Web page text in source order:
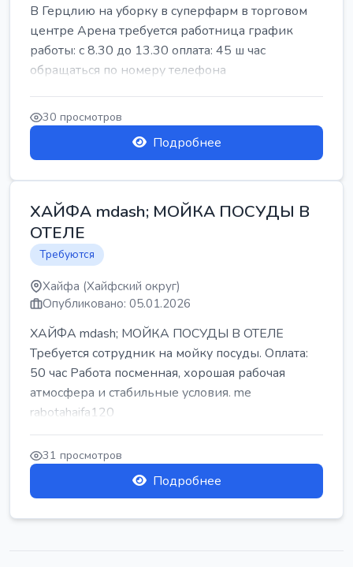
В Герцлию на уборку в суперфарм в торговом
центре Арена требуется работница график
работы: с 8.30 до 13.30 оплата: 45 ш час
обращаться по номеру телефона
30 просмотров
Подробнее
ХАЙФА mdash; МОЙКА ПОСУДЫ В
ОТЕЛЕ
Требуются
Хайфа (Хайфский округ)
Опубликовано: 05.01.2026
ХАЙФА mdash; МОЙКА ПОСУДЫ В ОТЕЛЕ
Требуется сотрудник на мойку посуды. Оплата:
50 час Работа посменная, хорошая рабочая
атмосфера и стабильные условия. me
rabotahaifa120
31 просмотров
Подробнее